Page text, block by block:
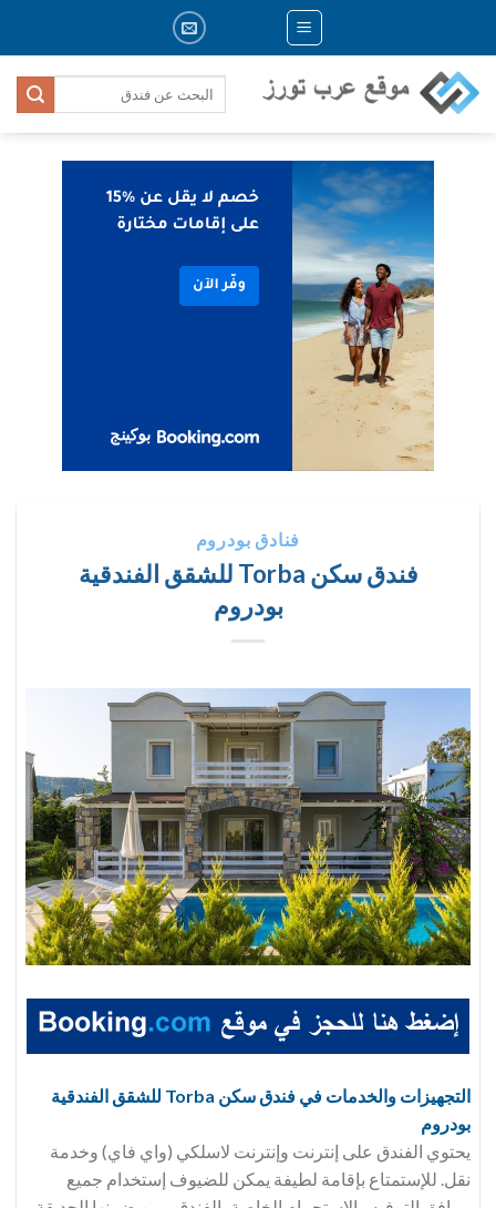
content
فنادق بودروم
فندق سكن Torba للشقق الفندقية
بودروم
التجهيزات والخدمات في فندق
سكن Torba للشقق الفندقية
بودروم
يحتوي الفندق على إنترنت وإنترنت لاسلكي (واي فاي) وخدمة
نقل. للإستمتاع بإقامة لطيفة يمكن للضيوف إستخدام جميع